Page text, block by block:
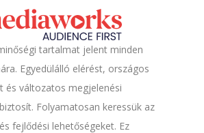
tartalmat jelent minden
Egyedülálló elérést, országos
és változatos megjelenési
Folyamatosan keressük az
fejlődési lehetőségeket. Ez